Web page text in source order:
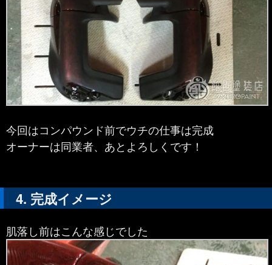
今回はコンパウンド前でウチの仕事は完成
オーナーは同業者、あとよろしくです！
完成イメージ
肌落し前はこんな感じでした